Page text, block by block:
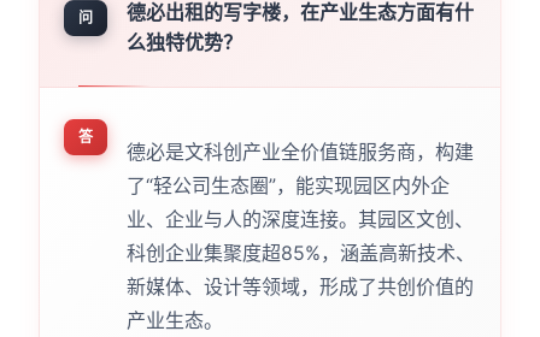
问
德必出租的写字楼，在产业生态方面有什
么独特优势？
答
德必是文科创产业全价值链服务商，构建
了“轻公司生态圈”，能实现园区内外企
业、企业与人的深度连接。其园区文创、
科创企业集聚度超85%，涵盖高新技术、
新媒体、设计等领域，形成了共创价值的
产业生态。